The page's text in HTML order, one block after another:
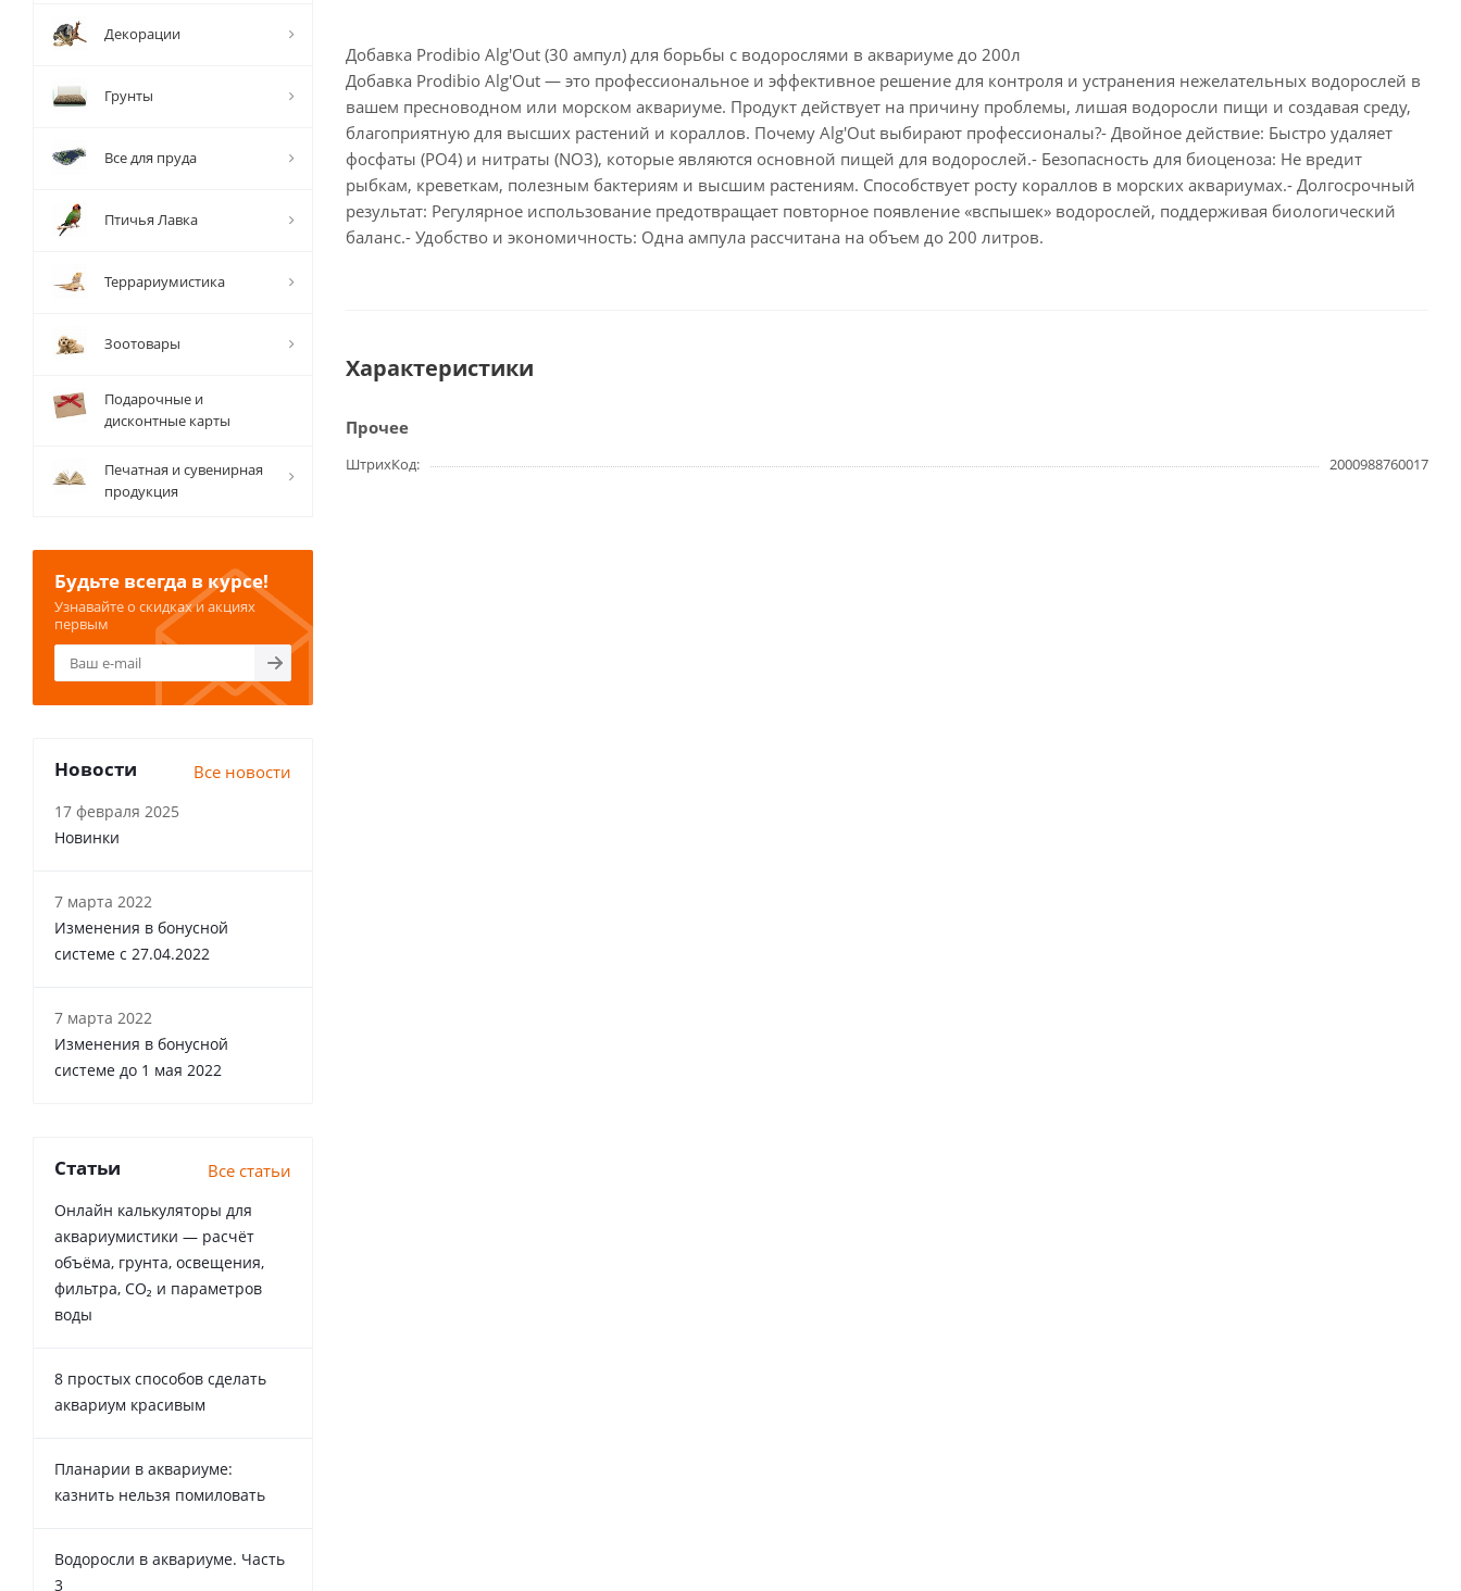
Добавка Prodibio Alg'Out (30 ампул) для борьбы с водорослями в аквариуме до 200л
Добавка Prodibio Alg'Out — это профессиональное и эффективное решение для контроля и устранения нежелательных водорослей в
вашем пресноводном или морском аквариуме. Продукт действует на причину проблемы, лишая водоросли пищи и создавая среду,
благоприятную для высших растений и кораллов. Почему Alg'Out выбирают профессионалы?- Двойное действие: Быстро удаляет
фосфаты (PO4) и нитраты (NO3), которые являются основной пищей для водорослей.- Безопасность для биоценоза: Не вредит
рыбкам, креветкам, полезным бактериям и высшим растениям. Способствует росту кораллов в морских аквариумах.- Долгосрочный
результат: Регулярное использование предотвращает повторное появление «вспышек» водорослей, поддерживая биологический
баланс.- Удобство и экономичность: Одна ампула рассчитана на объем до 200 литров.
Характеристики
Прочее
ШтрихКод 2000988760017
Декорации
Грунты
Все для пруда
Птичья Лавка
Террариумистика
Зоотовары
Подарочные и
дисконтные карты
Печатная и сувенирная
продукция
Будьте всегда в курсе!
Узнавайте о скидках и акциях
первым
Новости Все новости
17 февраля 2025
Новинки
7 марта 2022
Изменения в бонусной
системе с 27.04.2022
7 марта 2022
Изменения в бонусной
системе до 1 мая 2022
Статьи Все статьи
Онлайн калькуляторы для
аквариумистики — расчёт
объёма, грунта, освещения,
фильтра, CO₂ и параметров
воды
8 простых способов сделать
аквариум красивым
Планарии в аквариуме:
казнить нельзя помиловать
Водоросли в аквариуме. Часть
3